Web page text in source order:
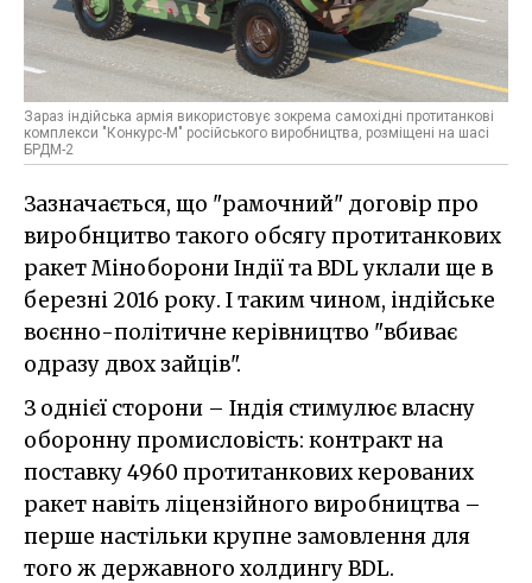
Зараз індійська армія використовує зокрема самохідні протитанкові
комплекси "Конкурс-М" російського виробництва, розміщені на шасі
БРДМ-2
Зазначається, що "рамочний" договір про
виробнцитво такого обсягу протитанкових
ракет Міноборони Індії та BDL уклали ще в
березні 2016 року. І таким чином, індійське
воєнно-політичне керівництво "вбиває
одразу двох зайців".
З однієї сторони – Індія стимулює власну
оборонну промисловість: контракт на
поставку 4960 протитанкових керованих
ракет навіть ліцензійного виробництва –
перше настільки крупне замовлення для
того ж державного холдингу BDL.